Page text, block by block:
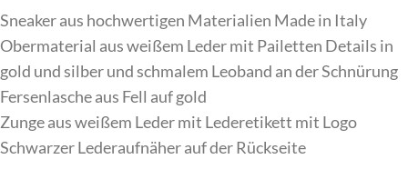
Sneakeraus hochwertigen Materialien Madein Italy
Obermaterial ausweißem Leder mit Pailetten Details in
gold und silber und schmalem Leoband an der Schnürung
Fersenlascheaus Fell auf gold
Zungeausweißem Ledermit Lederetikett mit Logo
SchwarzerLederaufnäheraufderRückseite